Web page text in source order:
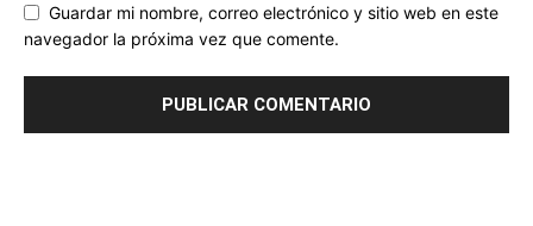
Guardar mi nombre, correo electrónico y sitio web en este
navegador la próxima vez que comente.